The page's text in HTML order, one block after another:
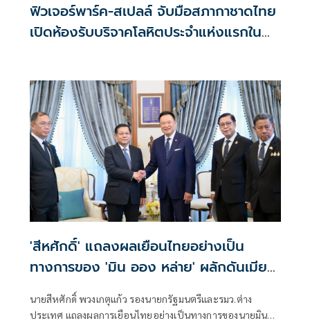
ฟิวเจอร์พาร์ค-สเปลล์ จับมือสภากาชาดไทย
เปิดห้องรับบริจาคโลหิตประจำแห่งแรกใน
'สีหศักดิ์' แถลงผลเยือนไทยอย่างเป็น
ทางการของ 'มิน ออง หล่าย' ผลักดันเมีย
นมากลับสู่อาเซียน
นายสีหศักดิ์ พวงเกตุแก้ว รองนายกรัฐมนตรีและรมว.ต่าง
ประเทศ แถลงผลการเยือนไทยอย่างเป็นทางการของนายมิน